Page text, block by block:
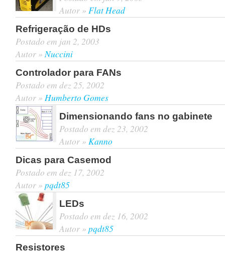
Autor » Flat Head
Refrigeração de HDs
Postado em jan 2, 2003
Autor »Nuccini
Controlador para FANs
Postado em dez 25, 2002
Autor » Humberto Gomes
Dimensionando fans no gabinete
Postado em dez 23, 2002
Autor » Kanno
Dicas para Casemod
Postado em dez 17, 2002
Autor » pqdt85
LEDs
Postado em dez 16, 2002
Autor » pqdt85
Resistores